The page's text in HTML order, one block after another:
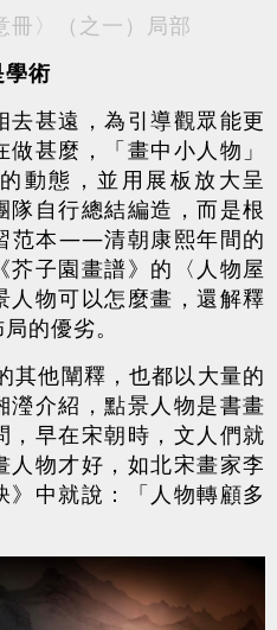
冊〉（之一）局部
學術
甚遠，為引導觀眾能更
甚麼，「畫中小人物」
動態，並用展板放大呈
自行總結編造，而是根
范本——清朝康熙年間的
芥子園畫譜》的〈人物屋
人物可以怎麼畫，還解釋
的優劣。
其他闡釋，也都以大量的
瀅介紹，點景人物是書畫
，早在宋朝時，文人們就
人物才好，如北宋畫家李
中就說：「人物轉顧多